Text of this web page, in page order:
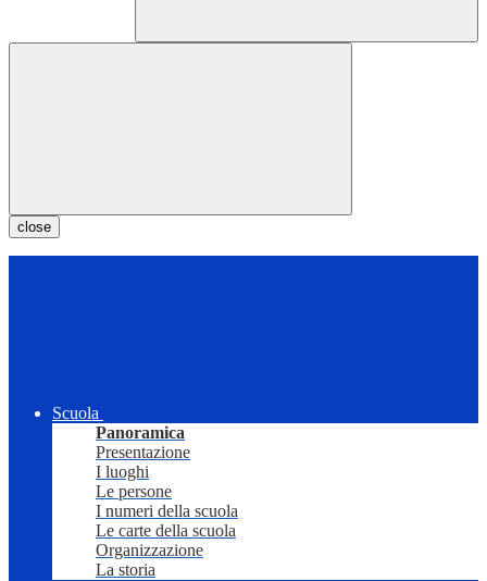
close
Scuola
Panoramica
Presentazione
I luoghi
Le persone
I numeri della scuola
Le carte della scuola
Organizzazione
La storia